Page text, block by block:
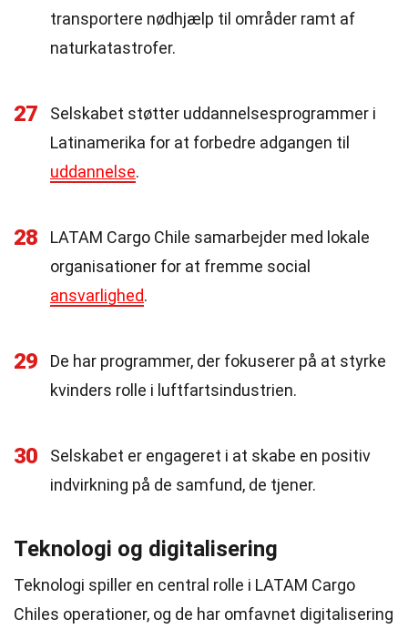
transportere nødhjælp til områder ramt af
naturkatastrofer.
27
Selskabet støtter uddannelsesprogrammer i
Latinamerika for at forbedre adgangen til
uddannelse.
28
LATAM Cargo Chile samarbejder med lokale
organisationer for at fremme social
ansvarlighed.
29
De har programmer, der fokuserer på at styrke
kvinders rolle i luftfartsindustrien.
30
Selskabet er engageret i at skabe en positiv
indvirkning på de samfund, de tjener.
Teknologi og digitalisering
Teknologi spiller en central rolle i LATAM Cargo
Chiles operationer, og de har omfavnet digitalisering